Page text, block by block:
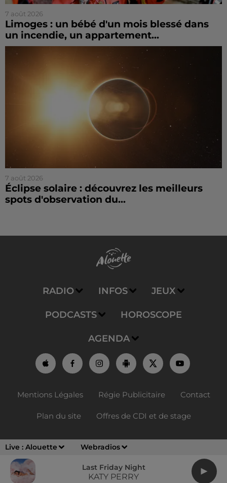
Live : Alouette Webradios
Last Friday Night
KATY PERRY
7 août 2026
Limoges : un bébé d'un mois blessé dans
un incendie, un appartement...
7 août 2026
Éclipse solaire : découvrez les meilleurs
spots d'observation du...
RADIO INFOS JEUX
PODCASTS HOROSCOPE
AGENDA
Mentions Légales Régie Publicitaire Contact
Plan du site Offres de CDI et de stage